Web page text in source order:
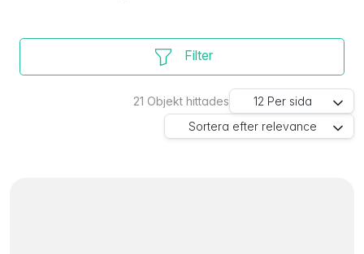
Filter
21 Objekt hittades 12 Per sida
Sortera efter relevance